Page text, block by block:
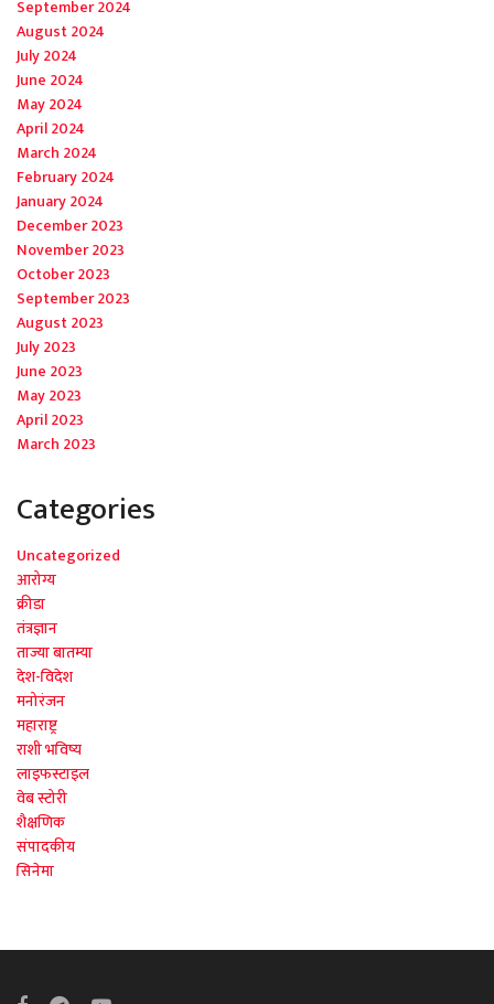
September 2024
August 2024
July 2024
June 2024
May 2024
April 2024
March 2024
February 2024
January 2024
December 2023
November 2023
October 2023
September 2023
August 2023
July 2023
June 2023
May 2023
April 2023
March 2023
Categories
Uncategorized
आरोग्य
क्रीडा
तंत्रज्ञान
ताज्या बातम्या
देश-विदेश
मनोरंजन
महाराष्ट्र
राशी भविष्य
लाइफस्टाइल
वेब स्टोरी
शैक्षणिक
संपादकीय
सिनेमा